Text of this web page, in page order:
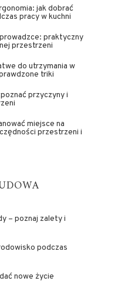
jak dobrać
pracy w kuchni
praktyczny
przestrzeni
do utrzymania w
triki
przyczyny i
miejsce na
przestrzeni i
– poznaj zalety i
podczas
nowe życie